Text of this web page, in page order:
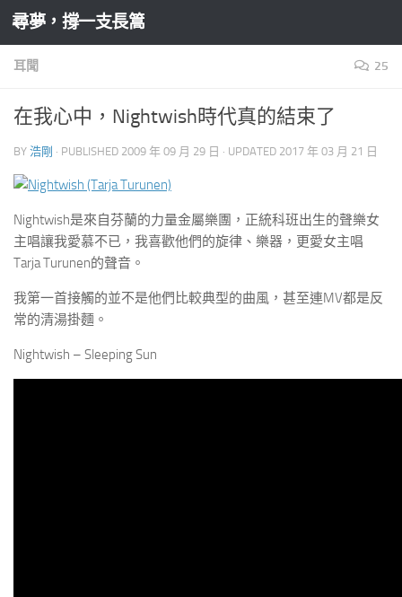
Skip to content
尋夢，撐一支長篙
耳聞 25
在我心中，Nightwish時代真的結束了
BY 浩剛 · PUBLISHED 2009 年 09 月 29 日 · UPDATED 2017 年 03 月 21 日
Nightwish是來自芬蘭的力量金屬樂團，正統科班出生的聲樂女
主唱讓我愛慕不已，我喜歡他們的旋律、樂器，更愛女主唱
Tarja Turunen的聲音。
我第一首接觸的並不是他們比較典型的曲風，甚至連MV都是反
常的清湯掛麵。
Nightwish – Sleeping Sun